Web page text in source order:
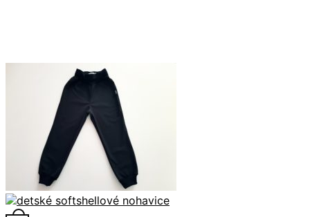
Tento produkt má viacero variantov. Možnosti si môžete